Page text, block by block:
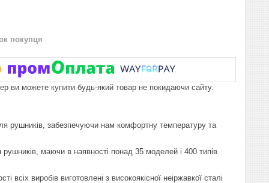
покупця
ви можете купити будь-який товар не покидаючи сайту.
рушників, забезпечуючи нам комфортну температуру та
маючи в наявності понад 35 моделей і 400 типів
виробів виготовлені з високоякісної неіржавкої сталі